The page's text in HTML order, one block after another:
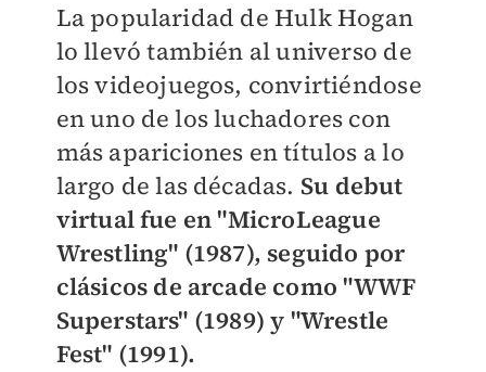
La popularidad de Hulk Hogan
lo llevó también al universo de
los videojuegos, convirtiéndose
en uno de los luchadores con
más apariciones en títulos a lo
largo de las décadas. Su debut
virtual fue en "MicroLeague
Wrestling" (1987), seguido por
clásicos de arcade como "WWF
Superstars" (1989) y "Wrestle
Fest" (1991).